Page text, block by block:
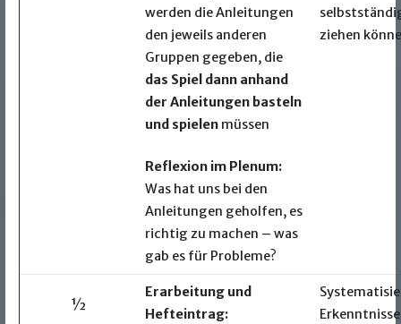
werden die Anleitungen
den jeweils anderen
Gruppen gegeben, die
das Spiel dann anhand
der Anleitungen basteln
und spielenmüssen
Reflexion im Plenum:
Was hat uns bei den
Anleitungen geholfen, es
richtig zu machen – was
gab es für Probleme?
ziehen
½
Erarbeitung und
Hefteintrag: